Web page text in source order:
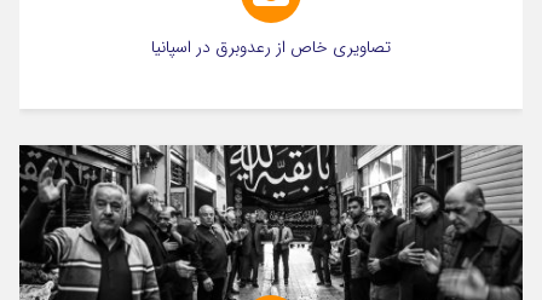
تصاویری خاص از رعدوبرق در اسپانیا